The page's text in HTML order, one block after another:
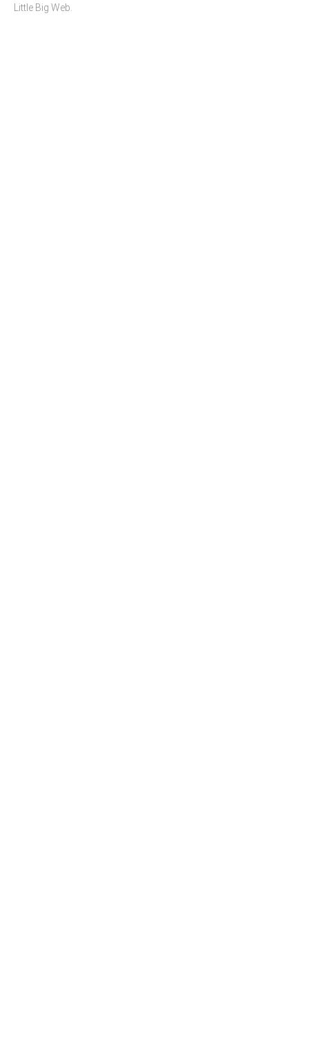
Little Big Web.